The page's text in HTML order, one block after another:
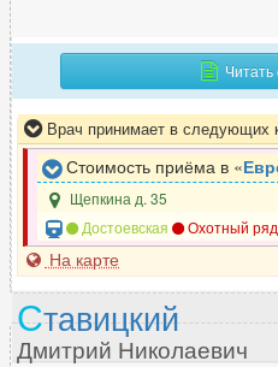
Врач принимает в следующих
Стоимость приёма в «
Щепкина д. 35
Достоевская
Охотный ряд
На карте
Ставицкий
Дмитрий Николаевич